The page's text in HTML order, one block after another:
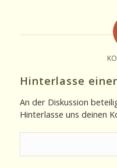
Hinterlasse
An der Diskussion
Hinterlasse uns deinen